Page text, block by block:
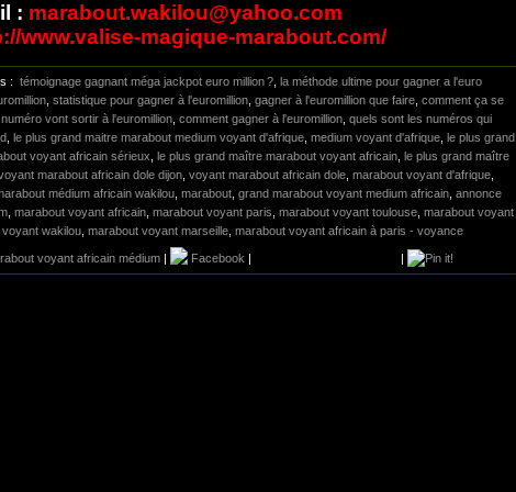
: marabout.wakilou@yahoo.com
www.valise-magique-marabout.com/
: témoignage gagnant méga jackpot euro million ? la méthode ultime pour gagner a l'euro
statistique pour gagner à l'euromillion gagner à l'euromillion que faire comment ça se
vont sortir à l'euromillion comment gagner à l'euromillion quels sont les numéros qui
le plus grand maitre marabout medium voyant d'afrique medium voyant d'afrique le plus grand
voyant africain sérieux le plus grand maître marabout voyant africain le plus grand maître
marabout africain dole dijon voyant marabout africain dole marabout voyant d'afrique
médium africain wakilou marabout grand marabout voyant medium africain annonce
marabout voyant africain marabout voyant paris marabout voyant toulouse marabout voyant
wakilou marabout voyant marseille marabout voyant africain à paris - voyance
voyant africain médium | Facebook | |